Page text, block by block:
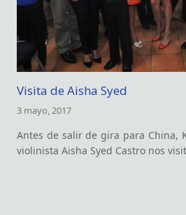
Visita de Aisha Syed
3 mayo, 2017
Antes de salir de gira para China,
violinista Aisha Syed Castro nos